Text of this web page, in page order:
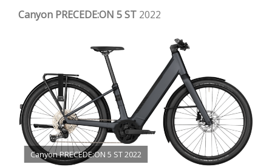
Canyon PRECEDE:ON 5 ST 2022
Canyon PRECEDE:ON 5 ST 2022